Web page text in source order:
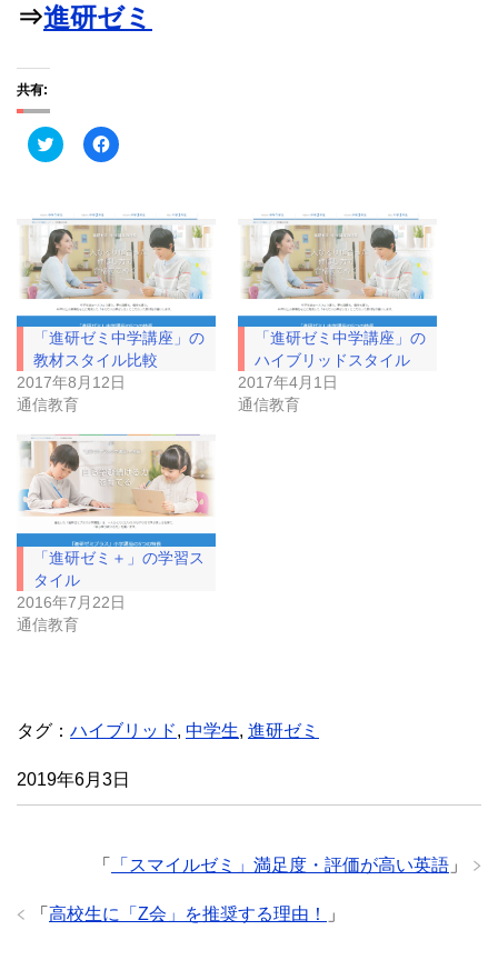
⇒進研ゼミ
共有:
ク
リ
て
T
w
i
t
e
r
で
共
有
(
新
し
い
ウ
ィ
ン
ド
ウ
で
開
き
ま
す
)
F
a
o
o
k
で
共
有
す
る
に
は
ク
リ
ッ
て
く
だ
さ
い
(
新
し
い
ウ
ド
「進研ゼミ中学講座」の
教材スタイル比較
2017年8月12日
通信教育
「進研ゼミ中学講座」の
ハイブリッドスタイル
2017年4月1日
通信教育
「進研ゼミ＋」の学習ス
タイル
2016年7月22日
通信教育
タグ： ハイブリッド, 中学生, 進研ゼミ
2019年6月3日
「 「スマイルゼミ」満足度・評価が高い英語 」
「 高校生に「Z会」を推奨する理由！ 」